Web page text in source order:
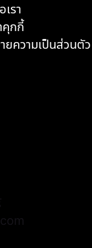
รา
คุกกี้
ยความเป็นส่วนตัว